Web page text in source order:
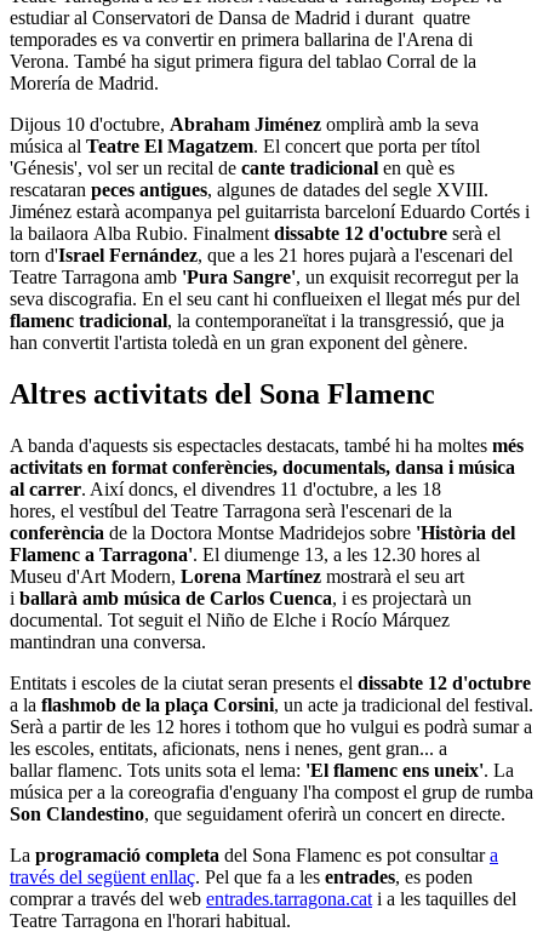
estudiar al Conservatori de Dansa de Madrid i durant quatre
temporades es va convertir en primera ballarina de l'Arena di
Verona. També ha sigut primera figura del tablao Corral de la
Morería de Madrid.
Dijous 10 d'octubre, Abraham Jiménez omplirà amb la seva
música al Teatre El Magatzem. El concert que porta per títol
'Génesis', vol ser un recital de cante tradicional en què es
rescataran peces antigues, algunes de datades del segle XVIII.
Jiménez estarà acompanya pel guitarrista barceloní Eduardo Cortés i
la bailaora Alba Rubio. Finalment dissabte 12 d'octubre serà el
torn d'Israel Fernández, que a les 21 hores pujarà a l'escenari del
Teatre Tarragona amb 'Pura Sangre', un exquisit recorregut per la
seva discografia. En el seu cant hi conflueixen el llegat més pur del
flamenc tradicional, la contemporaneïtat i la transgressió, que ja
han convertit l'artista toledà en un gran exponent del gènere.
Altres activitats del Sona Flamenc
A banda d'aquests sis espectacles destacats, també hi ha moltes més
activitats en format conferències, documentals, dansa i música
al carrer. Així doncs, el divendres 11 d'octubre, a les 18
hores, el vestíbul del Teatre Tarragona serà l'escenari de la
conferència de la Doctora Montse Madridejos sobre 'Història del
Flamenc a Tarragona'. El diumenge 13, a les 12.30 hores al
Museu d'Art Modern, Lorena Martínez mostrarà el seu art
i ballarà amb música de Carlos Cuenca, i es projectarà un
documental. Tot seguit el Niño de Elche i Rocío Márquez
mantindran una conversa.
Entitats i escoles de la ciutat seran presents el dissabte 12 d'octubre
a la flashmob de la plaça Corsini, un acte ja tradicional del festival.
Serà a partir de les 12 hores i tothom que ho vulgui es podrà sumar a
les escoles, entitats, aficionats, nens i nenes, gent gran... a
ballar flamenc. Tots units sota el lema: 'El flamenc ens uneix'. La
música per a la coreografia d'enguany l'ha compost el grup de rumba
Son Clandestino, que seguidament oferirà un concert en directe.
La programació completa del Sona Flamenc es pot consultara
través del següent enllaç. Pel que fa a les entrades, es poden
comprar a través del web entrades.tarragona.cat i a les taquilles del
Teatre Tarragona en l'horari habitual.